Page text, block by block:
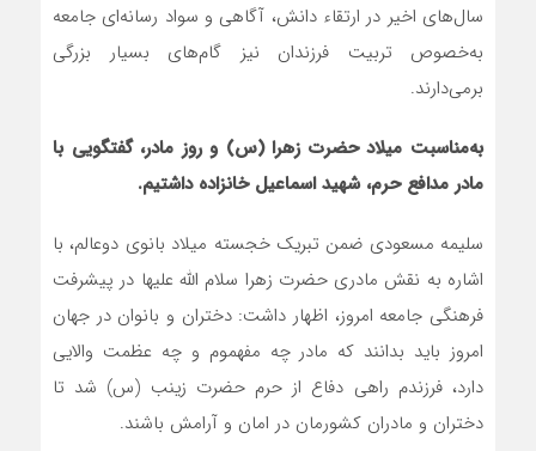
سال‌های اخیر در ارتقاء دانش، آگاهی و سواد رسانه‌ای جامعه
به‌خصوص تربیت فرزندان نیز گام‌های بسیار بزرگی
بر‌می‌دارند.
به‌مناسبت میلاد حضرت زهرا (س) و روز مادر، گفتگویی با
مادر مدافع حرم، شهید اسماعیل خانزاده داشتیم.
سلیمه مسعودی ضمن تبریک خجسته میلاد بانوی دوعالم، با
اشاره به نقش مادری حضرت زهرا سلام الله علیها در پیشرفت
فرهنگی جامعه امروز، اظهار داشت: دختران و بانوان در جهان
امروز باید بدانند که مادر چه مفهموم و چه عظمت والایی
دارد، فرزندم راهی دفاع از حرم حضرت زینب (س) شد تا
دختران و مادران کشورمان در امان و آرامش باشند.